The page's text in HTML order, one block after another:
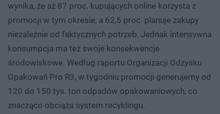
wynika, że aż 87 proc. kupujących online korzysta z
promocji w tym okresie, a 62,5 proc. planuje zakupy
niezależnie od faktycznych potrzeb. Jednak intensywna
konsumpcja ma też swoje konsekwencje
środowiskowe. Według raportu Organizacji Odzysku
Opakowań Pro R3, w tygodniu promocji generujemy od
120 do 150 tys. ton odpadów opakowaniowych, co
znacząco obciąża system recyklingu.